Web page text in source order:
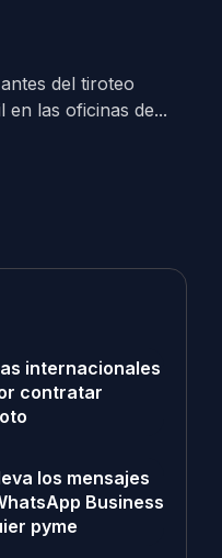
del tiroteo
las oficinas de...
internacionales
contratar
los mensajes
Business
pyme